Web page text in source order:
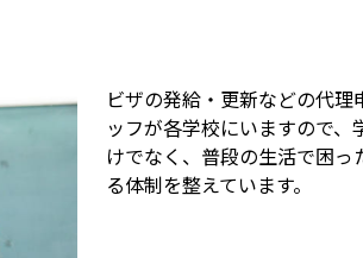
ビザの発給・更新などの代
ッフが各学校にいますので
けでなく、普段の生活で困
る体制を整えています。